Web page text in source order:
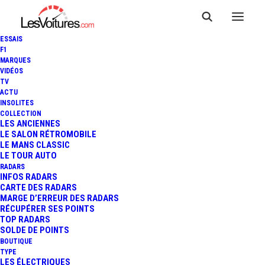
ESSAIS
F1
MARQUES
VIDÉOS
TV
ACTU
INSOLITES
COLLECTION
LES ANCIENNES
LE SALON RÉTROMOBILE
LE MANS CLASSIC
LE TOUR AUTO
RADARS
INFOS RADARS
CARTE DES RADARS
MARGE D’ERREUR DES RADARS
RÉCUPÉRER SES POINTS
TOP RADARS
SOLDE DE POINTS
BOUTIQUE
TYPE
LES ÉLECTRIQUES
21 décembre 2018
PSA : PRODUCTION